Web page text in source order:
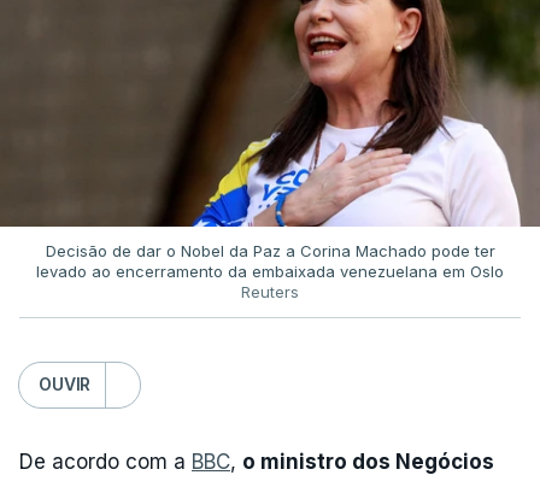
Decisão de dar o Nobel da Paz a Corina Machado pode ter
levado ao encerramento da embaixada venezuelana em Oslo
Reuters
OUVIR
De acordo com a BBC, o ministro dos Negócios